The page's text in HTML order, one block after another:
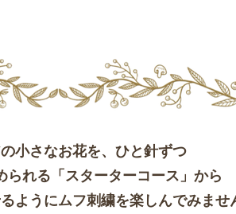
小さなお花を、ひと針ずつ
られる「スターターコース」から
ようにムフ刺繍を楽しんでみませ